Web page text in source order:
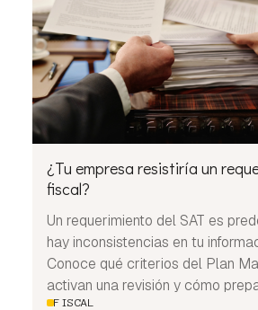
¿Tu empresa resistiría un
fiscal?
Un requerimiento del SAT es
hay inconsistencias en tu
Conoce qué criterios del Plan
activan una revisión y cómo
FISCAL